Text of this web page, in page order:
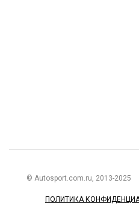
© Autosport.com.ru, 2013-2025
ПОЛИТИКА